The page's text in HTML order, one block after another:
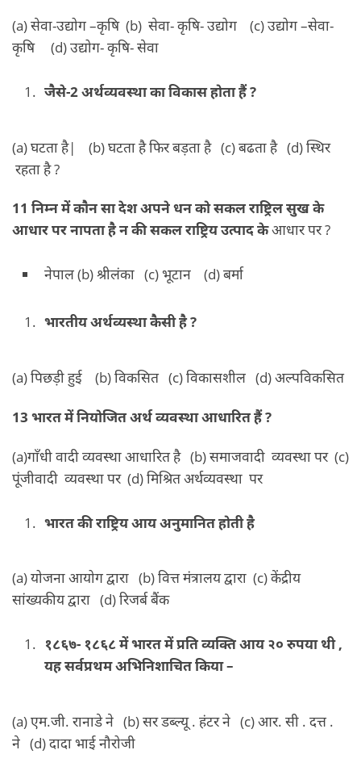
(a) सेवा-उद्योग –कृषि (b) सेवा- कृषि- उद्योग (c) उद्योग –सेवा-
कृषि (d) उद्योग- कृषि- सेवा
जैसे-2 अर्थव्यवस्था का विकास होता हैं ?
(a) घटता है| (b) घटता है फिर बड़ता है (c) बढता है (d) स्थिर
रहता है ?
11 निम्न में कौन सा देश अपने धन को सकल राष्ट्रिल सुख के
आधार पर नापता है न की सकल राष्ट्रिय उत्पाद केआधार पर ?
नेपाल (b) श्रीलंका (c) भूटान (d) बर्मा
भारतीय अर्थव्यस्था कैसी है ?
(a) पिछड़ी हुई (b) विकसित (c) विकासशील (d) अल्पविकसित
13 भारत में नियोजित अर्थ व्यवस्था आधारित हैं ?
(a)गाँधी वादी व्यवस्था आधारित है (b) समाजवादी व्यवस्था पर (c)
पूंजीवादी व्यवस्था पर (d) मिश्रित अर्थव्यवस्था पर
भारत की राष्ट्रिय आय अनुमानित होती है
(a) योजना आयोग द्वारा (b) वित्त मंत्रालय द्वारा (c) केंद्रीय
सांख्यकीय द्वारा (d) रिजर्ब बैंक
१८६७- १८६८ में भारत में प्रति व्यक्ति आय २० रुपया थी ,
यह सर्वप्रथम अभिनिशाचित किया –
(a) एम.जी. रानाडे ने (b) सर डब्ल्यू . हंटर ने (c) आर. सी . दत्त .
ने (d) दादा भाई नौरोजी